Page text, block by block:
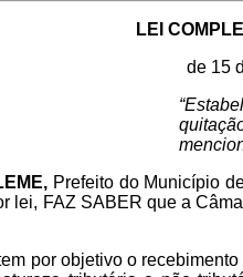
LEI
de 15
Prefeito do Município
lei, FAZ SABER que a
por objetivo o